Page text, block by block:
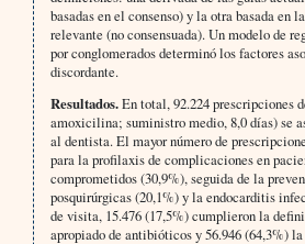
basadas en el consenso) y la otra basada
relevante (no consensuada). Un modelo de
por conglomerados determinó los factores
discordante.
Resultados.En total, 92.224 prescripciones
amoxicilina; suministro medio, 8,0 días) se
al dentista. El mayor número de
para la profilaxis de complicaciones en
comprometidos (30,9%), seguida de la
posquirúrgicas (20,1%) y la endocarditis
de visita, 15.476 (17,5%) cumplieron la
apropiado de antibióticos y 56.946 (64,3%)